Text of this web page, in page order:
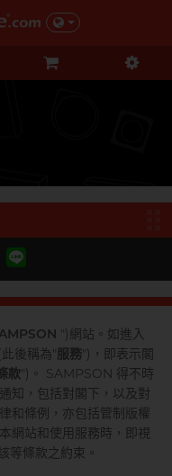
")網站。如進入
後稱為" 服務")，即表示閣
款")。 SAMPSON 得不時
知，包括對閣下，以及對
和條例，亦包括管制版權
網站和使用服務時，即視
等條款之約束。